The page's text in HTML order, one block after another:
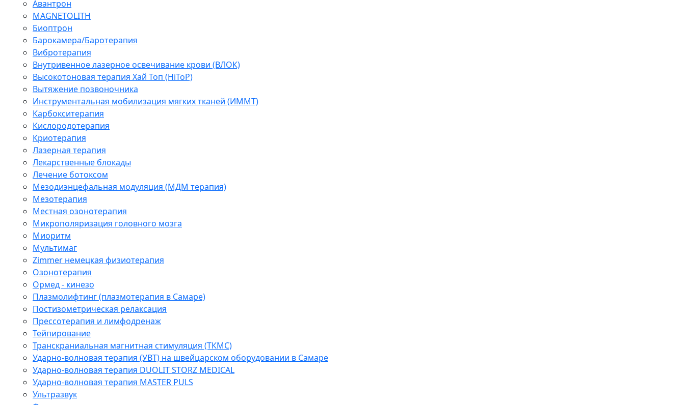
Авантрон
MAGNETOLITH
Биоптрон
Барокамера/Баротерапия
Вибротерапия
Внутривенное лазерное освечивание крови (ВЛОК)
Высокотоновая терапия Хай Топ (HiToP)
Вытяжение позвоночника
Инструментальная мобилизация мягких тканей (ИММТ)
Карбокситерапия
Кислородотерапия
Криотерапия
Лазерная терапия
Лекарственные блокады
Лечение ботоксом
Мезодиэнцефальная модуляция (МДМ терапия)
Мезотерапия
Местная озонотерапия
Микрополяризация головного мозга
Миоритм
Мультимаг
Zimmer немецкая физиотерапия
Озонотерапия
Ормед - кинезо
Плазмолифтинг (плазмотерапия в Самаре)
Постизометрическая релаксация
Прессотерапия и лимфодренаж
Тейпирование
Транскраниальная магнитная стимуляция (ТКМС)
Ударно-волновая терапия (УВТ) на швейцарском оборудовании в Самаре
Ударно-волновая терапия DUOLIT STORZ MEDICAL
Ударно-волновая терапия MASTER PULS
Ультразвук